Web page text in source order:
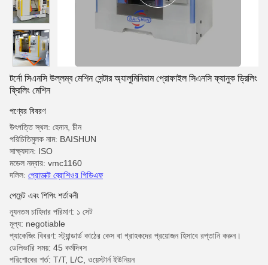
টর্নো সিএনসি উল্লম্ব মেশিন সেন্টার অ্যালুমিনিয়াম প্রোফাইল সিএনসি ফ্যানুক ড্রিলিং
ফ্রিলিং মেশিন
পণ্যের বিবরণ
উৎপত্তি স্থল: হেনান, চীন
পরিচিতিমুলক নাম: BAISHUN
সাক্ষ্যদান: ISO
মডেল নম্বার: vmc1160
দলিল: প্রোডাক্ট ব্রোশিওর পিডিএফ
পেমেন্ট এবং শিপিং শর্তাবলী
ন্যূনতম চাহিদার পরিমাণ: ১ সেট
মূল্য: negotiable
প্যাকেজিং বিবরণ: স্ট্যান্ডার্ড কাঠের কেস বা গ্রাহকদের প্রয়োজন হিসাবে রপ্তানি করুন।
ডেলিভারি সময়: 45 কর্মদিবস
পরিশোধের শর্ত: T/T, L/C, ওয়েস্টার্ন ইউনিয়ন